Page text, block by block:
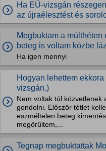
Ha EÜ-vizsgán
az újraélesztést és
Megbuktam a
beteg is voltam közbe
Ha igen mennyi
Hogyan lehettem
vizsgán.)
Nem voltak túl közvetlenek
gondolni. Először tétlet
eszméltelen beteg
megörültem,...
Tegnap megbuktattak